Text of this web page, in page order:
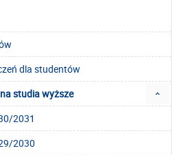
dla studentów
studia wyższe
2031
2030